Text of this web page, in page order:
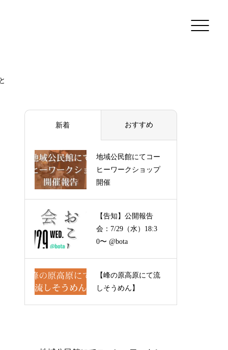
新着 おすすめ
地域公民館にてコー
ヒーワークショップ
開催
【告知】公開報告
会：7/29（水）18:3
0〜 @bota
【峰の原高原にて流
しそうめん】